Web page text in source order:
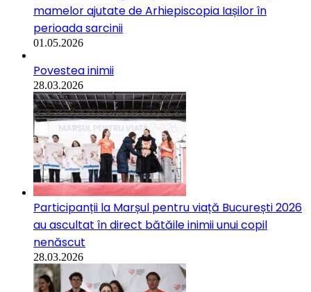
mamelor ajutate de Arhiepiscopia Iașilor în
perioada sarcinii
01.05.2026
Povestea inimii
28.03.2026
Participanții la Marșul pentru viață București 2026
au ascultat în direct bătăile inimii unui copil
nenăscut
28.03.2026